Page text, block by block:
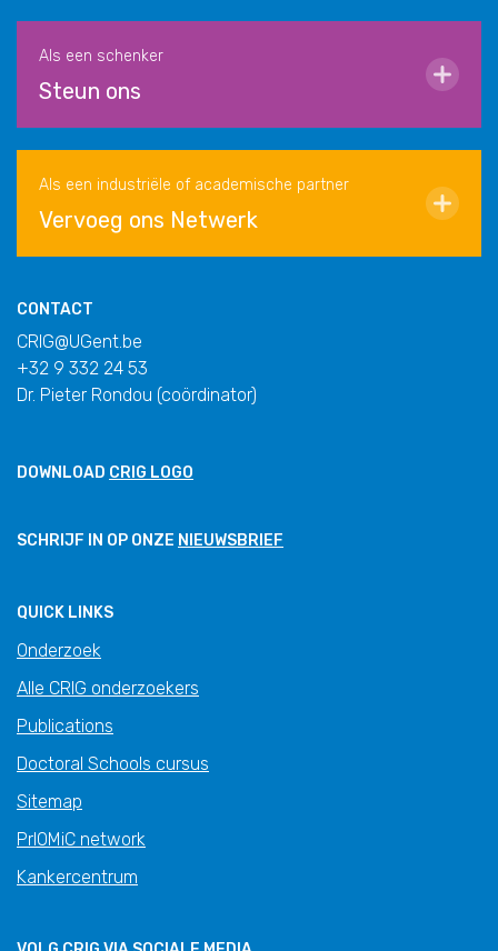
Als een schenker
Steun ons
Als een industriële of academische partner
Vervoeg ons Netwerk
CONTACT
CRIG@UGent.be
+32 9 332 24 53
Dr. Pieter Rondou (coördinator)
DOWNLOAD CRIG LOGO
SCHRIJF IN OP ONZE NIEUWSBRIEF
QUICK LINKS
Onderzoek
Alle CRIG onderzoekers
Publications
Doctoral Schools cursus
Sitemap
PrIOMiC network
Kankercentrum